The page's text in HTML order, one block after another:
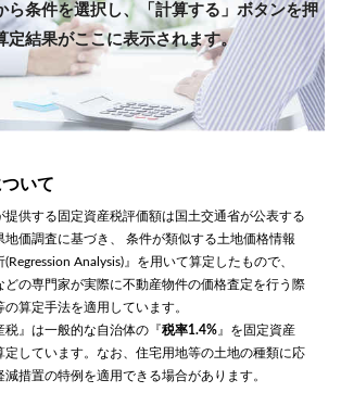
ら条件を選択し、「計算する」ボタンを押
定結果がここに表示されます。
いて
提供する固定資産税評価額は国土交通省が公表する
地価調査に基づき、 条件が類似する土地価格情報
Analysis)』を用いて算定したもので、
どの専門家が実際に不動産物件の価格査定を行う際
算定手法を適用しています。
税』は一般的な自治体の『 税率1.4% 』を固定資産
定しています。なお、住宅用地等の土地の種類に応
減措置の特例を適用できる場合があります。